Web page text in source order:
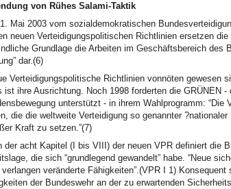
von Rühes Salami-Taktik
Mai 2003 vom sozialdemokratischen
neuen Verteidigungspolitischen Richtlinien ersetzen die
Grundlage die Arbeiten im Geschäftsbereich des
dar.(6)
Verteidigungspolitische Richtlinien vonnöten gewesen
ist ihre Ausrichtung. Noch 1998 forderten die GRÜNEN
unterstützt - in ihrem Wahlprogramm: “Die
die die weltweite Verteidigung so genannter ?nationaler
Kraft zu setzen.”(7)
der acht Kapitel (I bis VIII ) der neuen VPR definiert die
die sich “grundlegend gewandelt” habe. “Neue
veränderte Fähigkeiten”.(VPR I 1) Konsequent
der Bundeswehr an der zu erwartenden